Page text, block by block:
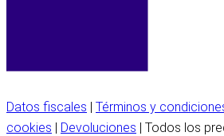
Datos fiscales | Términos y
cookies | Devoluciones | Todos los